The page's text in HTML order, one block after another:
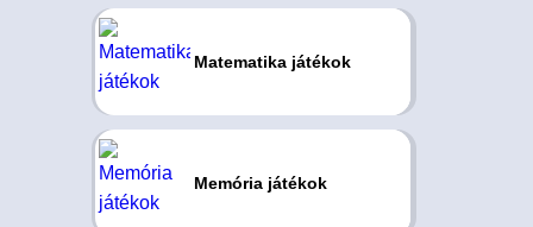
Matematika játékok
Memória játékok